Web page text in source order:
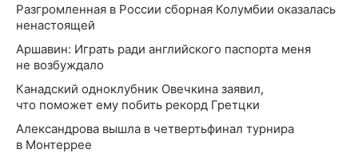
Разгромленная в России сборная Колумбии оказалась
ненастоящей
Аршавин: Играть ради английского паспорта меня
не возбуждало
Канадский одноклубник Овечкина заявил,
что поможет ему побить рекорд Гретцки
Александрова вышла в четвертьфинал турнира
в Монтеррее